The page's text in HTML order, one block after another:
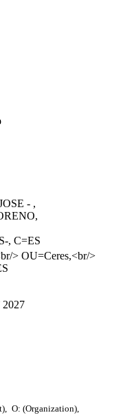
- ,
, C=ES
> OU=Ceres,<br/>
2027
O: (Organization),